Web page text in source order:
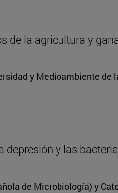
de la agricultura y
y Medioambiente de
depresión y las
de Microbiología) y